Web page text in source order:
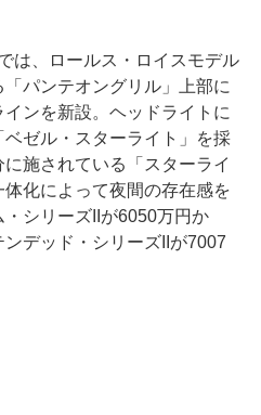
は、ロールス・ロイスモデル
パンテオングリル」上部に
ンを新設。ヘッドライトに
ゼル・スターライト」を採
施されている「スターライ
体化によって夜間の存在感を
シリーズIIが6050万円か
デッド・シリーズIIが7007